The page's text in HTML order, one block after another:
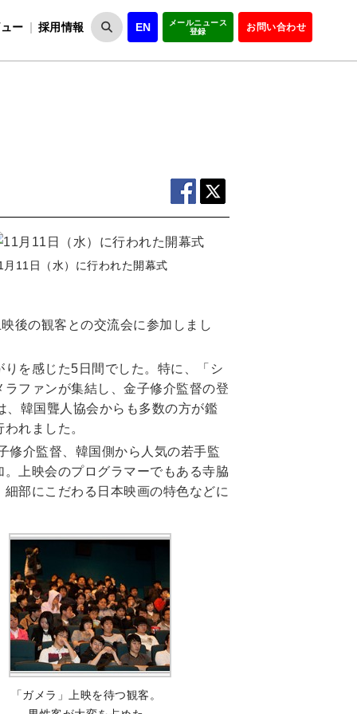
ー 採用情報 EN
メールニュース
登録
お問い合わせ
月11日（水）に行われた開幕式
後の観客との交流会に参加しまし
を感じた5日間でした。特に、「シ
ファンが集結し、金子修介監督の登
韓国聾人協会からも多数の方が鑑
れました。
修介監督、韓国側から人気の若手監
上映会のプログラマーでもある寺脇
部にこだわる日本映画の特色などに
「ガメラ」上映を待つ観客。